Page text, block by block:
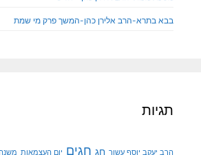
בבא בתרא-הרב אלירן כהן-המשך פרק מי שמת
תגיות
הרב יעקב יוסף עשור חג חגים יום העצמאות